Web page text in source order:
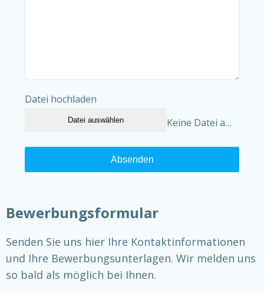
Datei hochladen
Datei auswählen Keine Datei ausgewählt
Absenden
Bewerbungsformular
Senden Sie uns hier Ihre Kontaktinformationen
und Ihre Bewerbungsunterlagen. Wir melden uns
so bald als möglich bei Ihnen.